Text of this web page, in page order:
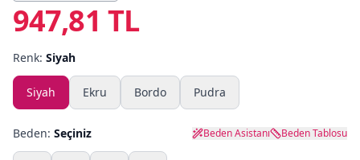
Markalar
Plaj & Mayo
Yazlık Pijama
Kampanyalar
947,81 TL
Renk: Siyah
Siyah Ekru Bordo Pudra
Beden: Seçiniz Beden Asistanı Beden Tablosu